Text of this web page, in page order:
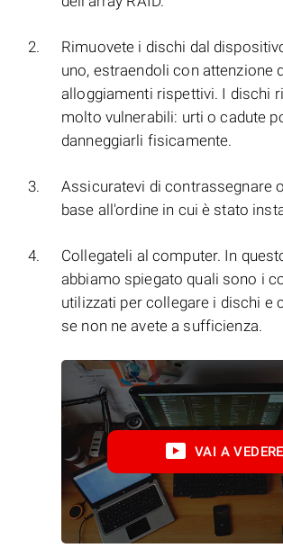
Rimuovete i dischi dal
uno, estraendoli con attenzione
alloggiamenti rispettivi. I dischi
molto vulnerabili: urti o cadute
danneggiarli fisicamente.
Assicuratevi di contrassegnare
base all'ordine in cui è stato
Collegateli al computer. In
abbiamo spiegato quali sono i
utilizzati per collegare i dischi e
se non ne avete a sufficienza.
VAI A VEDERE